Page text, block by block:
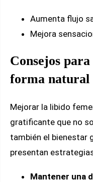
Aumenta flujo
Mejora
Consejos
forma natural
Mejorar la libido
gratificante que no
también el bienestar
presentan
Mantener una